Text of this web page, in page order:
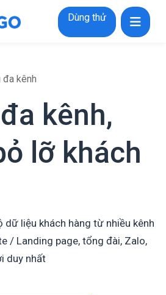
Dùng thử
đa kênh
kênh,
lỡ khách
dữ liệu khách hàng từ nhiều kênh
/ Landing page, tổng đài, Zalo,
duy nhất